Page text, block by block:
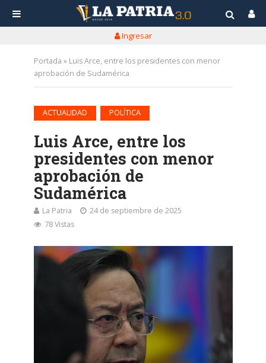
Ingresar
Portada » Luis Arce, entre los presidentes con menor
aprobación de Sudamérica
ACTUALIDAD POLÍTICA
Luis Arce, entre los
presidentes con menor
aprobación de
Sudamérica
La Patria
24 de septiembre de 2025
78 Vistas